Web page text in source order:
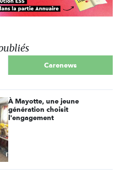
Carenews
À Mayotte, une jeune
génération choisit
l'engagement